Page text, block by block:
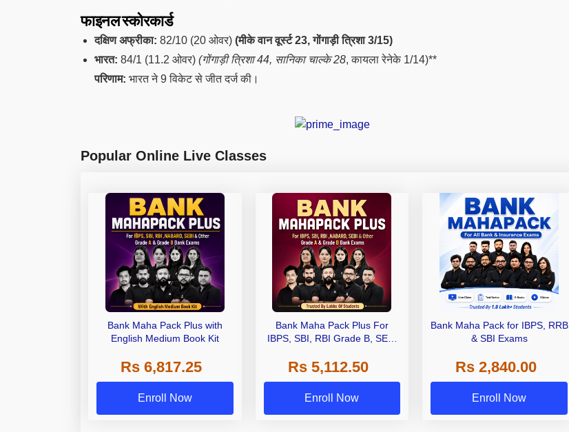
फाइनल स्कोरकार्ड
दक्षिण अफ्रीका: 82/10 (20 ओवर) (मीके वान वूर्स्ट 23, गोंगाड़ी त्रिशा 3/15)
भारत: 84/1 (11.2 ओवर) (गोंगाड़ी त्रिशा 44, सानिका चाल्के 28, कायला रेनेके 1/14)**
परिणाम: भारत ने 9 विकेट से जीत दर्ज की।
Popular Online Live Classes
Bank Maha Pack Plus with
English Medium Book Kit
Rs 6,817.25
Enroll Now
Bank Maha Pack Plus For
IBPS, SBI, RBI Grade B, SEBI
Other Grade A & Grade B Bank
Exams
Rs 5,112.50
Enroll Now
Bank Maha Pack for IBPS, RRB
& SBI Exams
Rs 2,840.00
Enroll Now